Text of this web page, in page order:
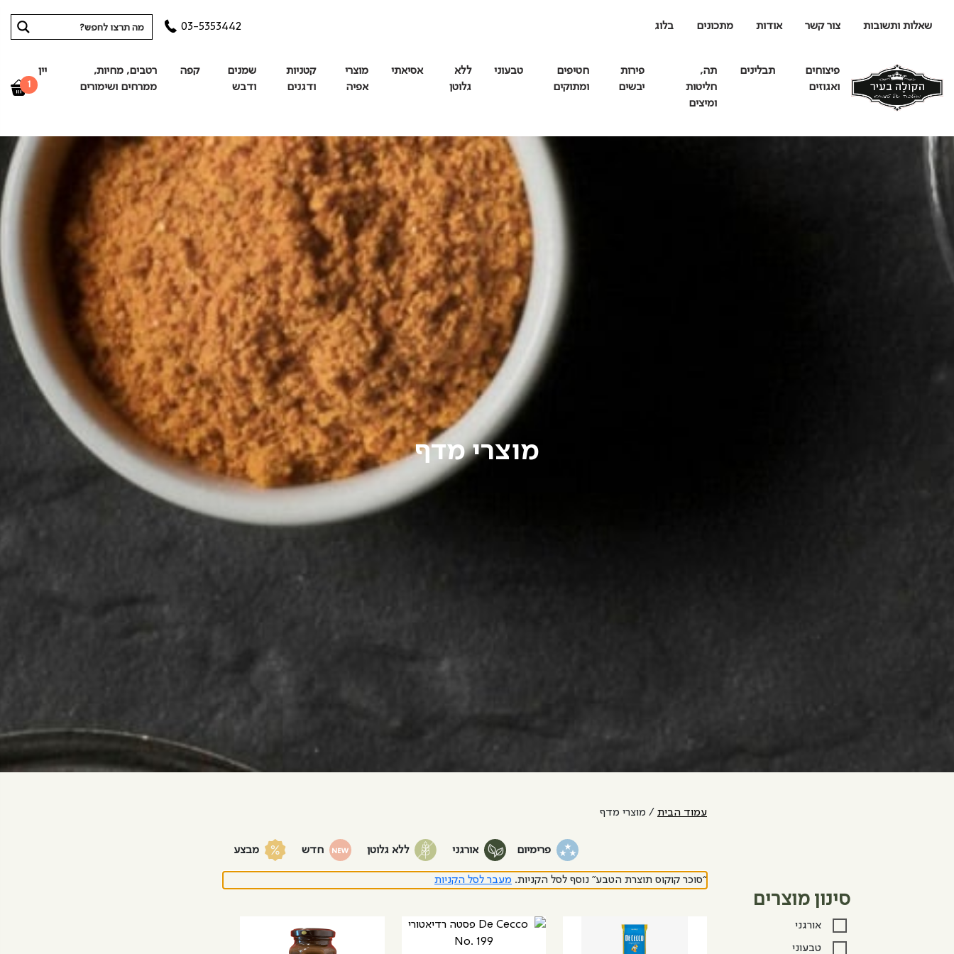
שאלות ותשובות צור קשר אודות מתכונים בלוג 03-5353442
פיצוחים
ואגוזים
תבלינים
תה,
חליטות
ומיצים
פירות
יבשים
חטיפים
ומתוקים
טבעוני
ללא
גלוטן
אסיאתי
מוצרי
אפיה
קטניות
ודגנים
שמנים
ודבש
קפה
רטבים, מחיות,
ממרחים ושימורים
יין
1
מוצרי מדף
סינון מוצרים
אורגני
טבעוני
עמוד הבית / מוצרי מדף
פרימיום אורגני ללא גלוטן חדש מבצע
“סוכר קוקוס תוצרת הטבע” נוסף לסל הקניות. מעבר לסל הקניות